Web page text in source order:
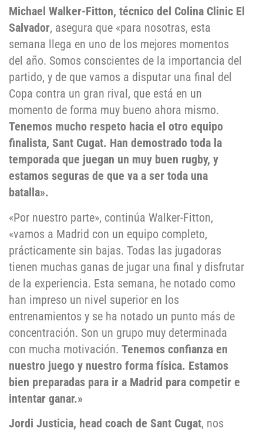
Michael Walker-Fitton, técnico del Colina Clinic El
Salvador, asegura que «para nosotras, esta
semana llega en uno de los mejores momentos
del año. Somos conscientes de la importancia del
partido, y de que vamos a disputar una final del
Copa contra un gran rival, que está en un
momento de forma muy bueno ahora mismo.
Tenemos mucho respeto hacia el otro equipo
finalista, Sant Cugat. Han demostrado toda la
temporada que juegan un muy buen rugby, y
estamos seguras de que va a ser toda una
batalla».
«Por nuestro parte», continúa Walker-Fitton,
«vamos a Madrid con un equipo completo,
prácticamente sin bajas. Todas las jugadoras
tienen muchas ganas de jugar una final y disfrutar
de la experiencia. Esta semana, he notado como
han impreso un nivel superior en los
entrenamientos y se ha notado un punto más de
concentración. Son un grupo muy determinada
con mucha motivación. Tenemos confianza en
nuestro juego y nuestro forma física. Estamos
bien preparadas para ir a Madrid para competir e
intentar ganar.»
Jordi Justicia, head coach de Sant Cugat, nos